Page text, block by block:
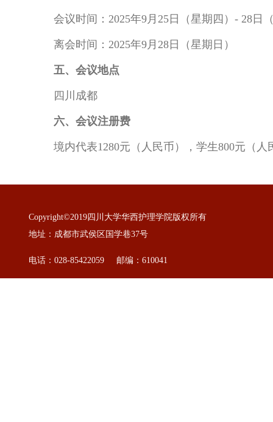
会议时间：2025年9月25日（星期四）- 28日
离会时间：2025年9月28日（星期日）
五、会议地点
四川成都
六、会议注册费
境内代表1280元（人民币），学生800元（
Copyright©2019四川大学华西护理学院版权所有
地址：成都市武侯区国学巷37号
电话：028-85422059 邮编：610041